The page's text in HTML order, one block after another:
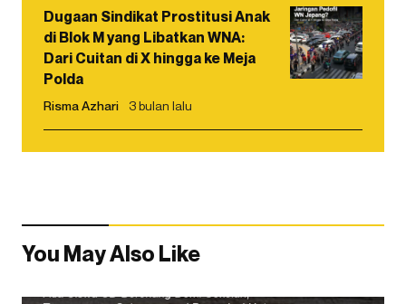
Dugaan Sindikat Prostitusi Anak
di Blok M yang Libatkan WNA:
Dari Cuitan di X hingga ke Meja
Polda
Risma Azhari 3 bulan lalu
You May Also Like